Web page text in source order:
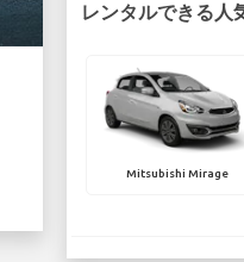
レンタルできる
Mitsubishi Mirage